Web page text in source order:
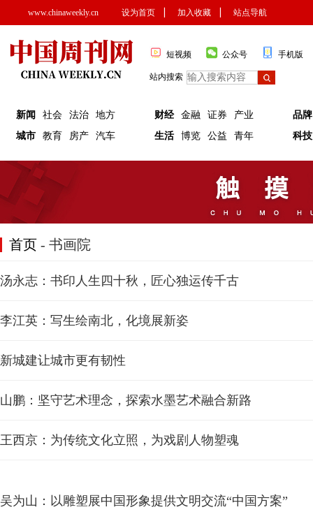
www.chinaweekly.cn 设为首页 加入收藏 站点导航
短视频 公众号 手机版
站内搜索
新闻 社会 法治
地方
城市
教育 房产 汽车
财经 金融 证券
产业
生活
博览 公益 青年
品牌
科技
首页 - 书画院
汤永志：书印人生四十秋，匠心独运传千古
李江英：写生绘南北，化境展新姿
新城建让城市更有韧性
山鹏：坚守艺术理念，探索水墨艺术融合新路
王西京：为传统文化立照，为戏剧人物塑魂
吴为山：以雕塑展中国形象提供文明交流“中国方案”